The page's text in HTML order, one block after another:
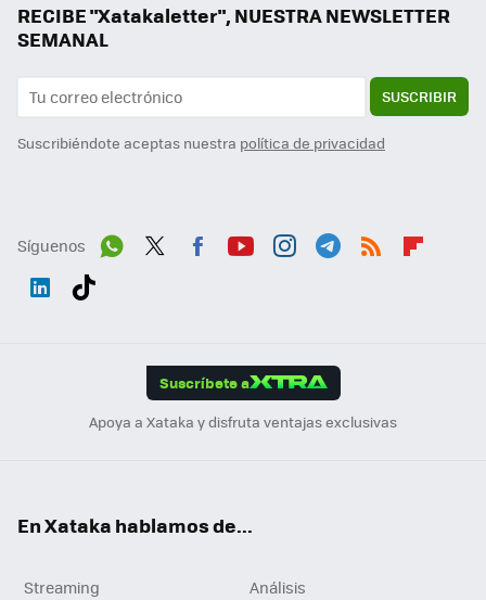
RECIBE "Xatakaletter", NUESTRA NEWSLETTER
SEMANAL
SUSCRIBIR
Suscribiéndote aceptas nuestra política de privacidad
Síguenos
Suscríbete a
Apoya a Xataka y disfruta ventajas exclusivas
En Xataka hablamos de...
Streaming
Análisis